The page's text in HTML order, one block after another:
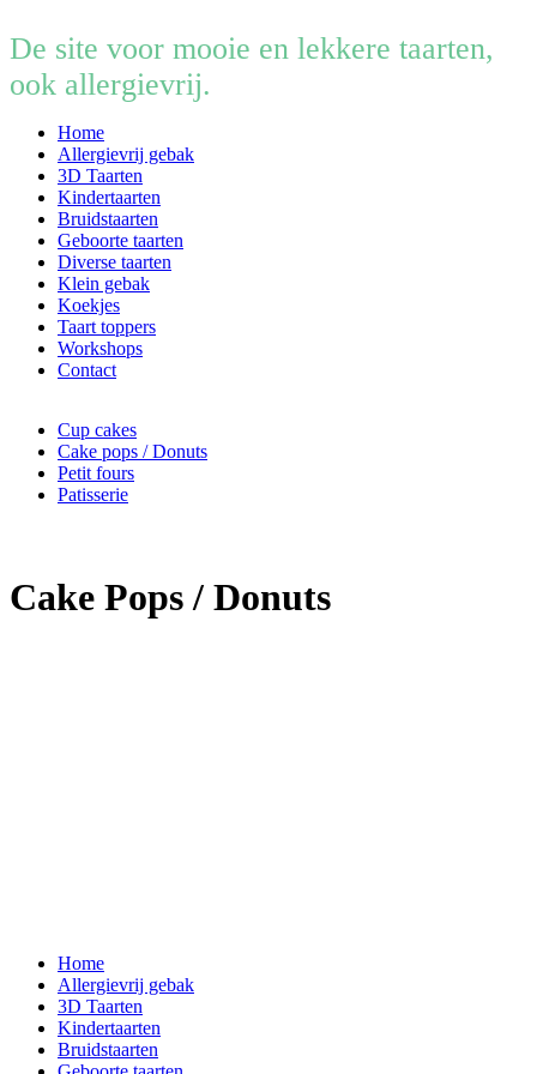
De site voor mooie en lekkere taarten,
ook allergievrij.
Home
Allergievrij gebak
3D Taarten
Kindertaarten
Bruidstaarten
Geboorte taarten
Diverse taarten
Klein gebak
Koekjes
Taart toppers
Workshops
Contact
Cup cakes
Cake pops / Donuts
Petit fours
Patisserie
Cake Pops / Donuts
Home
Allergievrij gebak
3D Taarten
Kindertaarten
Bruidstaarten